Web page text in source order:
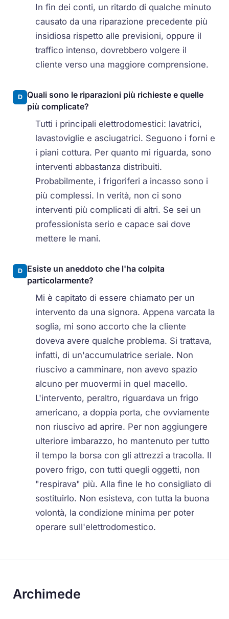
In fin dei conti, un ritardo di qualche minuto
causato da una riparazione precedente più
insidiosa rispetto alle previsioni, oppure il
traffico intenso, dovrebbero volgere il
cliente verso una maggiore comprensione.
D
Quali sono le riparazioni più richieste e quelle
più complicate?
Tutti i principali elettrodomestici: lavatrici,
lavastoviglie e asciugatrici. Seguono i forni e
i piani cottura. Per quanto mi riguarda, sono
interventi abbastanza distribuiti.
Probabilmente, i frigoriferi a incasso sono i
più complessi. In verità, non ci sono
interventi più complicati di altri. Se sei un
professionista serio e capace sai dove
mettere le mani.
D
Esiste un aneddoto che l'ha colpita
particolarmente?
Mi è capitato di essere chiamato per un
intervento da una signora. Appena varcata la
soglia, mi sono accorto che la cliente
doveva avere qualche problema. Si trattava,
infatti, di un'accumulatrice seriale. Non
riuscivo a camminare, non avevo spazio
alcuno per muovermi in quel macello.
L'intervento, peraltro, riguardava un frigo
americano, a doppia porta, che ovviamente
non riuscivo ad aprire. Per non aggiungere
ulteriore imbarazzo, ho mantenuto per tutto
il tempo la borsa con gli attrezzi a tracolla. Il
povero frigo, con tutti quegli oggetti, non
"respirava" più. Alla fine le ho consigliato di
sostituirlo. Non esisteva, con tutta la buona
volontà, la condizione minima per poter
operare sull'elettrodomestico.
Archimede